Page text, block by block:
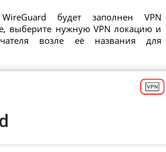
будет заполнен VPN
выберите нужную VPN локацию и
возле её названия для